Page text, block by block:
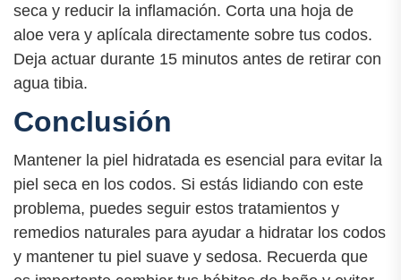
seca y reducir la inflamación. Corta una hoja de
aloe vera y aplícala directamente sobre tus codos.
Deja actuar durante 15 minutos antes de retirar con
agua tibia.
Conclusión
Mantener la piel hidratada es esencial para evitar la
piel seca en los codos. Si estás lidiando con este
problema, puedes seguir estos tratamientos y
remedios naturales para ayudar a hidratar los codos
y mantener tu piel suave y sedosa. Recuerda que